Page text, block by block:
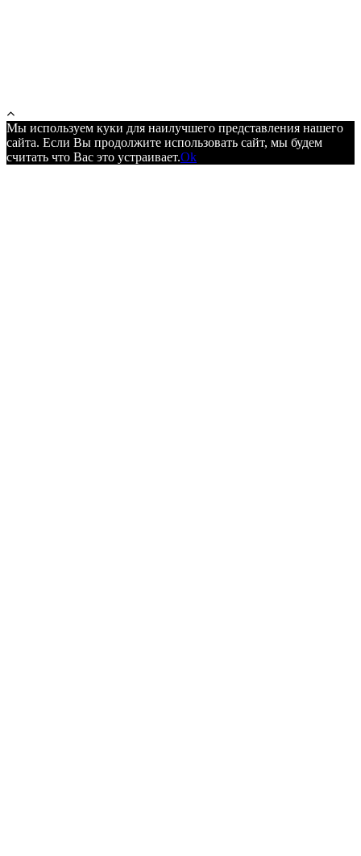
Мы используем куки для наилучшего представления нашего
сайта. Если Вы продолжите использовать сайт, мы будем
считать что Вас это устраивает.Ok